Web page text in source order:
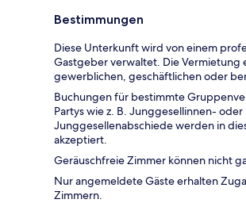
Bestimmungen
Diese Unterkunft wird von einem
Gastgeber verwaltet. Die Vermietung
gewerblichen, geschäftlichen oder
Buchungen für bestimmte
Partys wie z. B. Junggesellinnen- oder
Junggesellenabschiede werden in
akzeptiert.
Geräuschfreie Zimmer können nicht
Nur angemeldete Gäste erhalten
Zimmern.